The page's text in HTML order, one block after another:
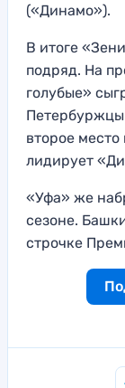
(«Динамо»).
В итоге
подряд. На
голубые»
Петербуржцы
второе
лидирует
«Уфа» же
сезоне.
строчке